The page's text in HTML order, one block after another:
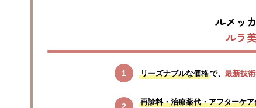
ルメッ
ルラ
リーズナブルな価格で、 最新技術
再診料・治療薬代・アフターケア